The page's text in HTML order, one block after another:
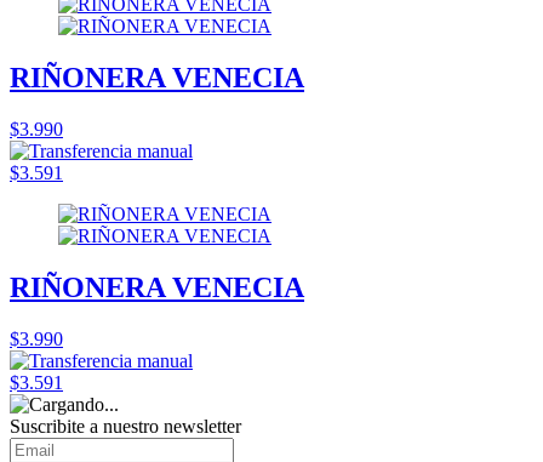
RIÑONERA VENECIA
$3.990
$3.591
RIÑONERA VENECIA
$3.990
$3.591
Suscribite a nuestro newsletter